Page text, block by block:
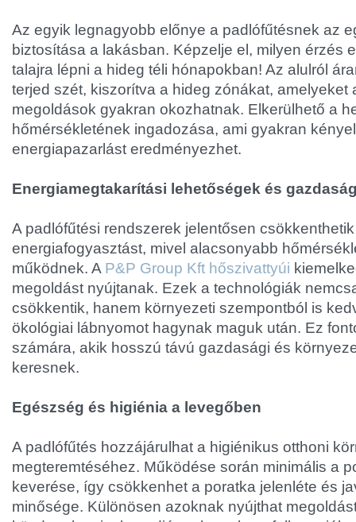
Az egyik legnagyobb előnye a padlófűtésnek az
biztosítása a lakásban. Képzelje el, milyen érzés
talajra lépni a hideg téli hónapokban! Az alulról
terjed szét, kiszorítva a hideg zónákat, amelyeket
megoldások gyakran okozhatnak. Elkerülhető a
hőmérsékletének ingadozása, ami gyakran
energiapazarlást eredményezhet.
Energiamegtakarítási lehetőségek és
A padlófűtési rendszerek jelentősen
energiafogyasztást, mivel alacsonyabb
működnek. A P&P Group Kft hőszivattyúi
megoldást nyújtanak. Ezek a technológiák
csökkentik, hanem környezeti szempontból is
ökológiai lábnyomot hagynak maguk után. Ez
számára, akik hosszú távú gazdasági és
keresnek.
Egészség és higiénia a levegőben
A padlófűtés hozzájárulhat a higiénikus otthoni
megteremtéséhez. Működése során minimális a
keverése, így csökkenhet a poratka jelenléte és
minősége. Különösen azoknak nyújthat